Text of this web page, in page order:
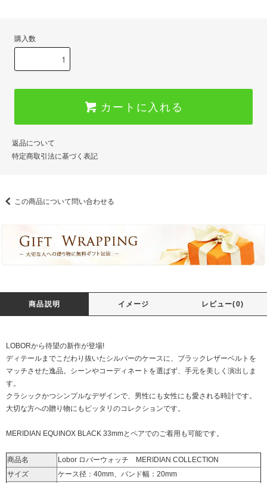
購入数
カートに入れる
返品について
特定商取引法に基づく表記
この商品について問い合わせる
商品説明 イメージ レビュー(0)
LOBORから待望の新作が登場!
ディテールまでこだわり抜いたシルバーのケースに、ブラックレザーベルトを
マッチさせた逸品。シーンやコーディネートを選ばず、手元を美しく演出しま
す。
クラシックかつシンプルなデザインで、男性にも女性にも愛される時計です。
大切な方への贈り物にもピッタリのコレクションです。
MERIDIAN EQUINOX BLACK 33mmとペアでのご着用も可能です。
商品名
Lobor ロバーウォッチ MERIDIAN COLLECTION
サイズ
ケース径：40mm、バンド幅：20mm